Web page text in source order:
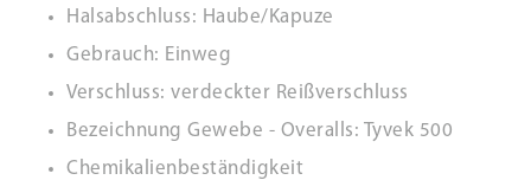
Halsabschluss: Haube/Kapuze
Gebrauch: Einweg
Verschluss: verdeckter Reißverschluss
Bezeichnung Gewebe - Overalls: Tyvek 500
Chemikalienbeständigkeit